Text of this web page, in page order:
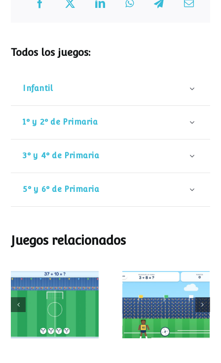
Todos los juegos:
Infantil
1º y 2º de Primaria
3º y 4º de Primaria
5º y 6º de Primaria
Juegos relacionados
Mundial de
operaciones
Partido de sumas